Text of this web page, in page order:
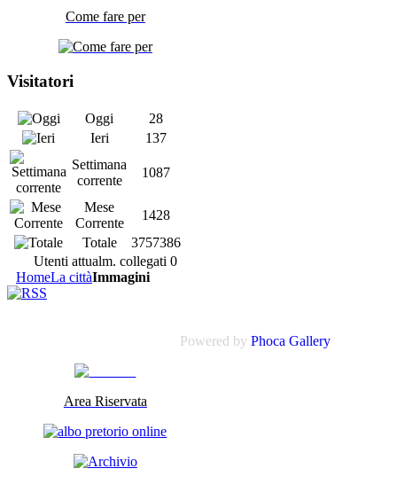
Come fare per
Visitatori
Oggi
28
Ieri
137
Settimana
corrente
1087
Mese
Corrente
1428
Totale
3757386
Utenti attualm. collegati 0
HomeLa cittàImmagini
Powered by Phoca Gallery
Area Riservata